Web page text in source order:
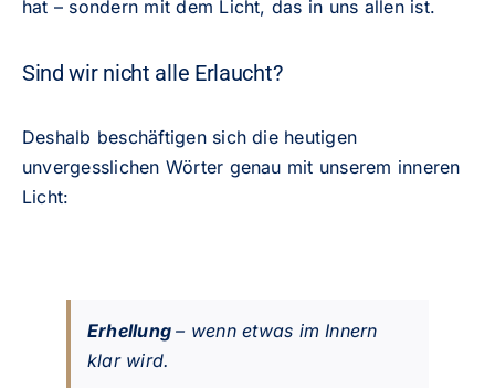
hat – sondern mit dem Licht, das in uns allen ist.
Sind wir nicht alle Erlaucht?
Deshalb beschäftigen sich die heutigen
unvergesslichen Wörter genau mit unserem inneren
Licht:
Erhellung– wenn etwas im Innern
klar wird.